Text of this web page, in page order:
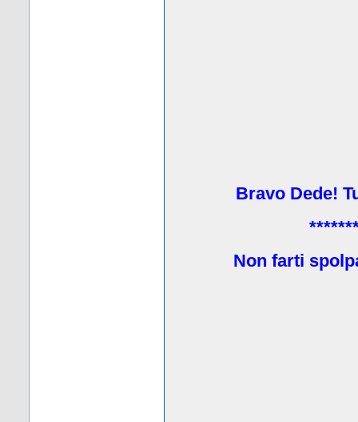
Bravo Dede!
Non farti